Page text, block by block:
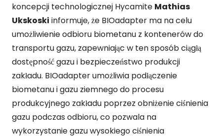
koncepcji technologicznej Hycamite Mathias
Ukskoski informuje, że BIOadapter ma na celu
umożliwienie odbioru biometanu z kontenerów do
transportu gazu, zapewniając w ten sposób ciągłą
dostępność gazu i bezpieczeństwo produkcji
zakładu. BIOadapter umożliwia podłączenie
biometanu i gazu ziemnego do procesu
produkcyjnego zakładu poprzez obniżenie ciśnienia
gazu podczas odbioru, co pozwala na
wykorzystanie gazu wysokiego ciśnienia